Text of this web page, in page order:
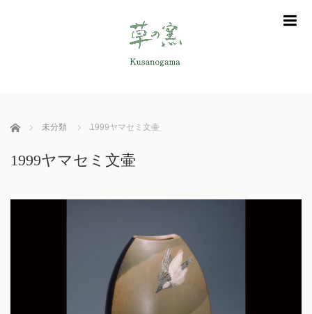
ホーム 未分類 1999ヤマセミ文壷
1999ヤマセミ文壷